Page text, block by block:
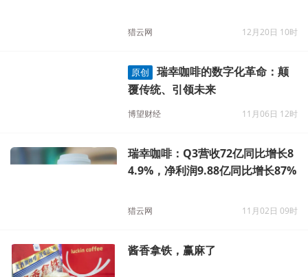
猎云网 12月20日 10时
原创
瑞幸咖啡的数字化革命：颠
覆传统、引领未来
博望财经 11月06日 12时
瑞幸咖啡：Q3营收72亿同比增长8
4.9%，净利润9.88亿同比增长87%
猎云网 11月02日 09时
酱香拿铁，赢麻了